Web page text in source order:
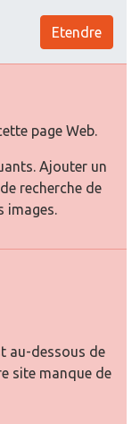
Etendre
page Web.
Ajouter un
recherche de
images.
au-dessous de
site manque de